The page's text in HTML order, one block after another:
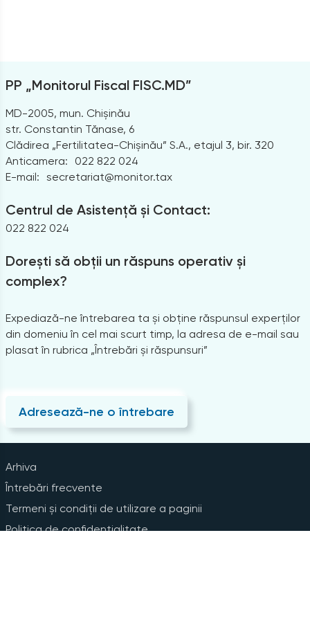
PP „Monitorul Fiscal FISC.MD”
MD-2005, mun. Chișinău
str. Constantin Tănase, 6
Clădirea „Fertilitatea-Chișinău” S.A., etajul 3, bir. 320
Anticamera:
022 822 024
E-mail: secretariat@monitor.tax
Centrul de Asistență și Contact:
022 822 024
Dorești să obții un răspuns operativ și
complex?
Expediază-ne întrebarea ta și obține răspunsul experților
din domeniu în cel mai scurt timp, la adresa de e-mail sau
plasat în rubrica „Întrebări și răspunsuri”
Adresează-ne o întrebare
Arhiva
Întrebări frecvente
Termeni și condiții de utilizare a paginii
Politica de confidențialitate